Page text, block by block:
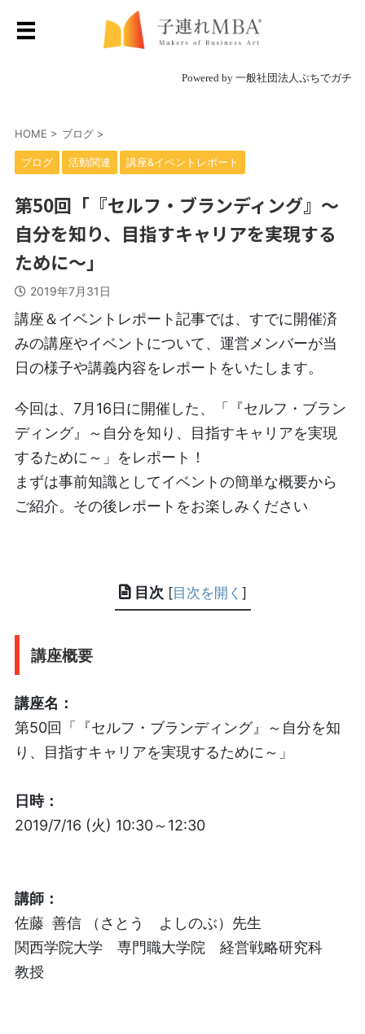
Powered by 一般社団法人ぷちでガチ
HOME > ブログ >
ブログ 活動関連 講座&イベントレポート
第50回「『セルフ・ブランディング』～
自分を知り、目指すキャリアを実現する
ために～」
2019年7月31日
講座＆イベントレポート記事では、すでに開催済
みの講座やイベントについて、運営メンバーが当
日の様子や講義内容をレポートをいたします。
今回は、7月16日に開催した、「『セルフ・ブラン
ディング』～自分を知り、目指すキャリアを実現
するために～」をレポート！
まずは事前知識としてイベントの簡単な概要から
ご紹介。その後レポートをお楽しみください
目次 [目次を開く ]
講座概要
講座名：
第50回「『セルフ・ブランディング』～自分を知
り、目指すキャリアを実現するために～」
日時：
2019/7/16 (火) 10:30～12:30
講師：
佐藤 善信（さとう よしのぶ）先生
関西学院大学 専門職大学院 経営戦略研究科
教授